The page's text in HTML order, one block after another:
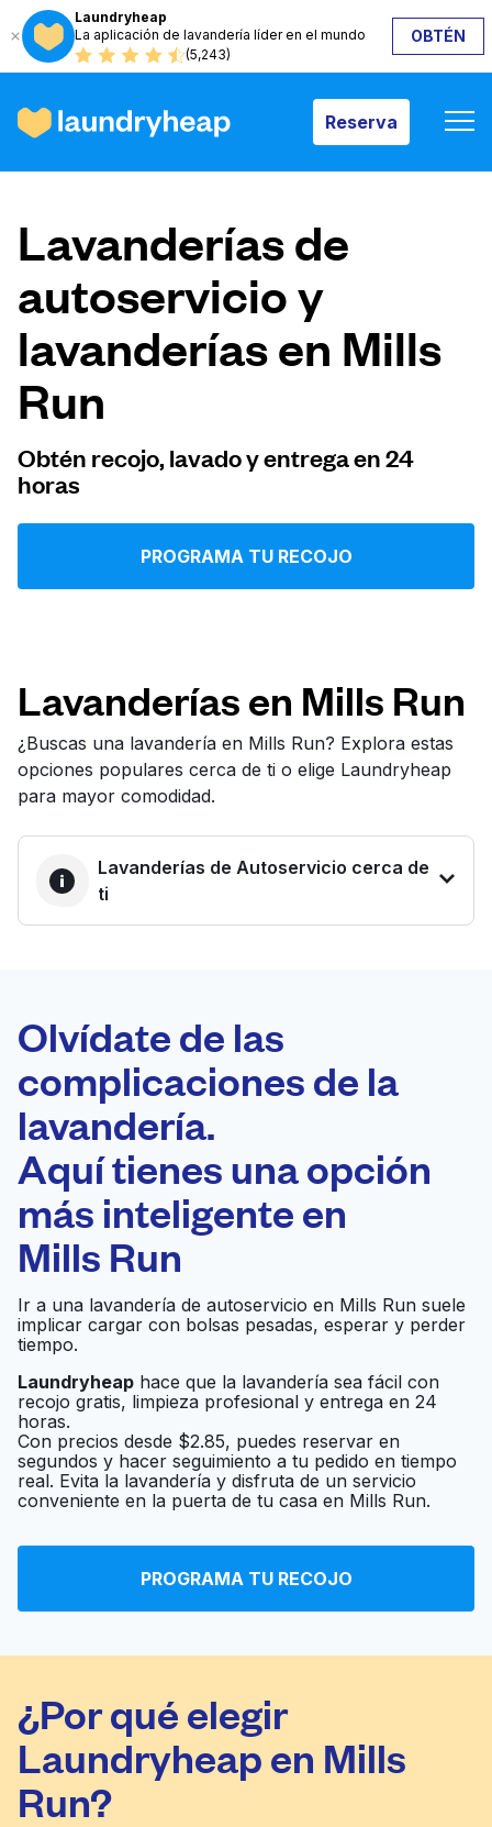
Laundryheap
La aplicación de lavandería líder en el mundo
(5,243)
OBTÉN
Reserva
Reserva
Cómo funciona
Precios y servicios
Quiénes somos
Iniciar sesión
United States ES
Lavanderías de
autoservicio y
lavanderías en Mills
Run
Obtén recojo, lavado y entrega en 24
horas
PROGRAMA TU RECOJO
Lavanderías en Mills Run
¿Buscas una lavandería en Mills Run? Explora estas
opciones populares cerca de ti o elige Laundryheap
para mayor comodidad.
Lavanderías de Autoservicio cerca de
ti
Laundryheap.com
Programa tu recogida
0 min
Recojo y entrega
casa
Abierto 24/7
A & A WASHATERIA Ir al sitio web
North Eldridge
Washateria
Ir al sitio web
Wunderlich
Washateria
Ir al sitio web
Klein Laundromat Ir al sitio web
Olvídate de las
complicaciones de la
lavandería.
Aquí tienes una opción
más inteligente en
Mills Run
Ir a una lavandería de autoservicio en Mills Run suele
implicar cargar con bolsas pesadas, esperar y perder
tiempo.
Laundryheap hace que la lavandería sea fácil con
recojo gratis, limpieza profesional y entrega en 24
horas.
Con precios desde $2.85, puedes reservar en
segundos y hacer seguimiento a tu pedido en tiempo
real. Evita la lavandería y disfruta de un servicio
conveniente en la puerta de tu casa en Mills Run.
PROGRAMA TU RECOJO
¿Por qué elegir
Laundryheap en Mills
Run?